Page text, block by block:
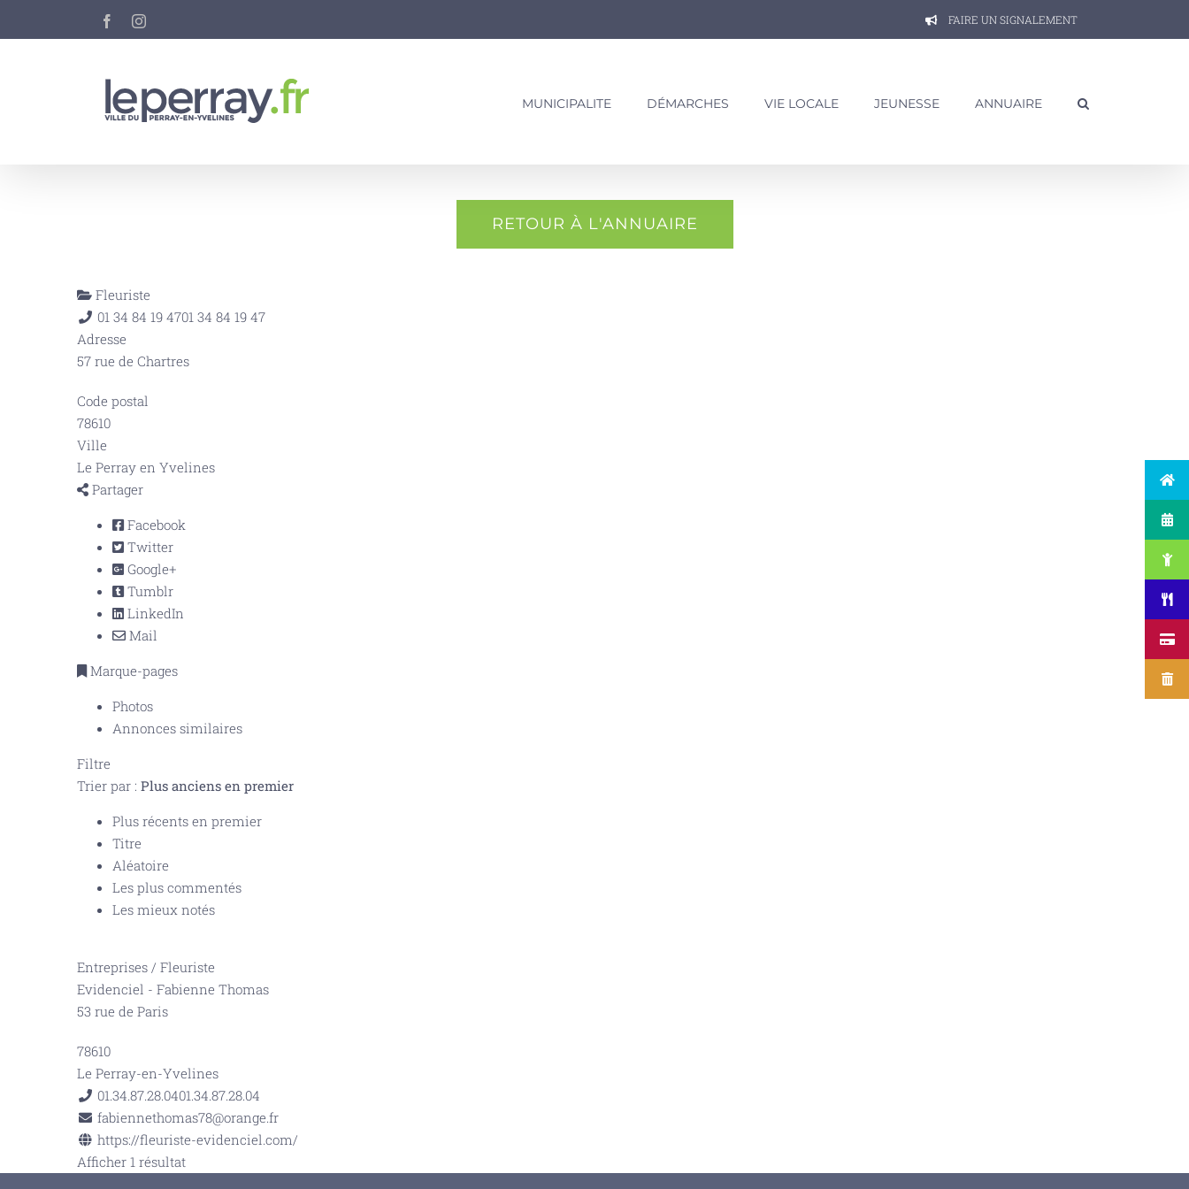
FacebookInstagram FAIRE UN SIGNALEMENT
MUNICIPALITE DÉMARCHES VIE LOCALE JEUNESSE ANNUAIRE
RETOUR À L'ANNUAIRE
Fleuriste
01 34 84 19 4701 34 84 19 47
Adresse
57 rue de Chartres
Code postal
78610
Ville
Le Perray en Yvelines
Partager
Facebook
Twitter
Google+
Tumblr
LinkedIn
Mail
Marque-pages
Photos
Annonces similaires
Filtre
Trier par : Plus anciens en premier
Plus récents en premier
Titre
Aléatoire
Les plus commentés
Les mieux notés
Entreprises / Fleuriste
Evidenciel - Fabienne Thomas
53 rue de Paris
78610
Le Perray-en-Yvelines
01.34.87.28.0401.34.87.28.04
fabiennethomas78@orange.fr
https://fleuriste-evidenciel.com/
Afficher 1 résultat